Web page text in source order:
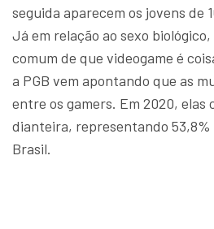
seguida aparecem os jovens de
Já em relação ao sexo
comum de que videogame é
a PGB vem apontando que as
entre os gamers. Em 2020, elas
dianteira, representando
Brasil.